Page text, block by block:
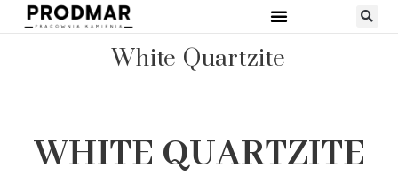
White Quartzite
WHITE QUARTZITE